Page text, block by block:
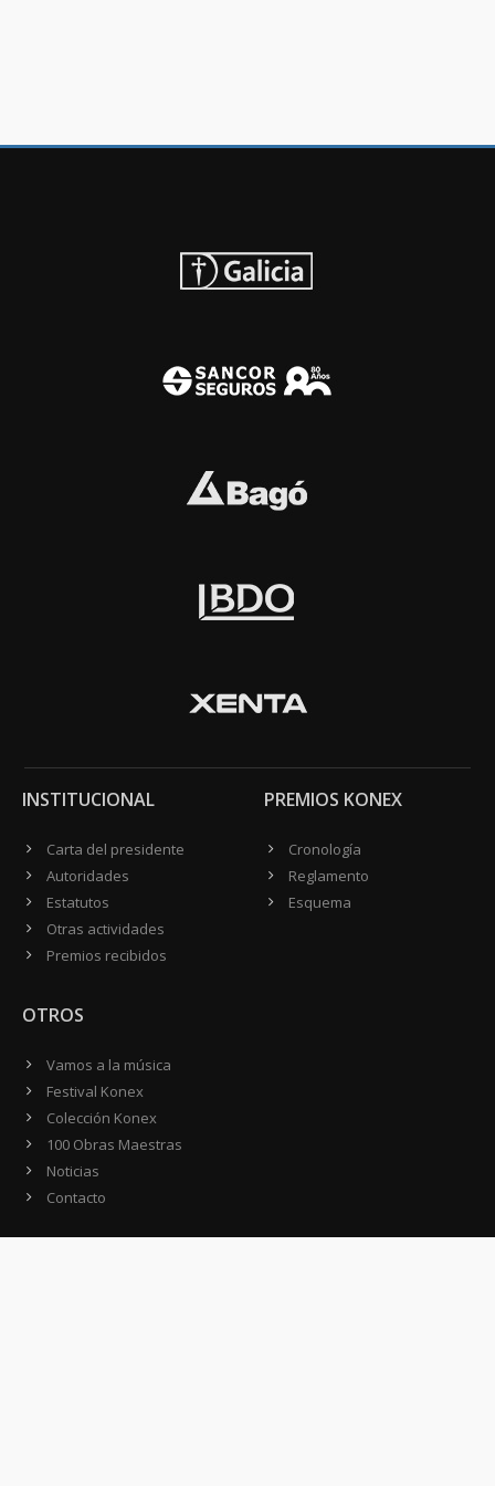
INSTITUCIONAL
Carta del presidente
Autoridades
Estatutos
Otras actividades
Premios recibidos
PREMIOS KONEX
Cronología
Reglamento
Esquema
OTROS
Vamos a la música
Festival Konex
Colección Konex
100 Obras Maestras
Noticias
Contacto